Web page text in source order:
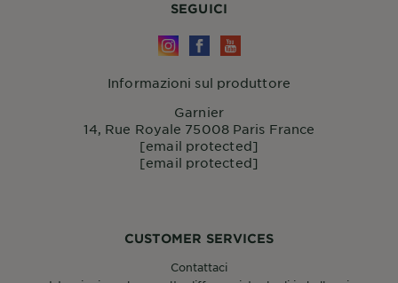
CUSTOMER SERVICES
Contattaci
SEGUICI
Informazioni sul produttore
Garnier
14, Rue Royale 75008 Paris France
[email protected]
[email protected]